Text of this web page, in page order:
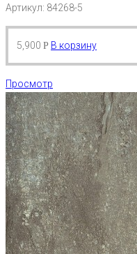
Артикул: 84268-5
5,900 Р В корзину
Просмотр